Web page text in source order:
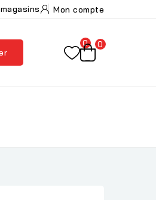
Mon compte
0 0